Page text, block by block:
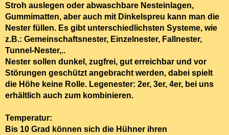
Stroh auslegen oder abwaschbare Nesteinlagen,
Gummimatten, aber auch mit Dinkelspreu kann man die
Nester füllen. Es gibt unterschiedlichsten Systeme, wie
z.B.: Gemeinschaftsnester, Einzelnester, Fallnester,
Tunnel-Nester,..
Nester sollen dunkel, zugfrei, gut erreichbar und vor
Störungen geschützt angebracht werden, dabei spielt
die Höhe keine Rolle. Legenester: 2er, 3er, 4er, bei uns
erhältlich auch zum kombinieren.
Temperatur:
Bis 10 Grad können sich die Hühner ihren